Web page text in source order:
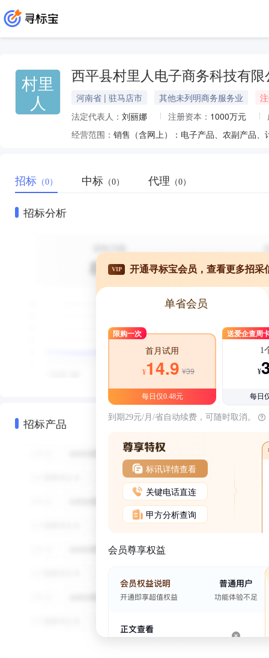
村里
人
西平县村里人电子商务科技有限
河南省 | 驻马店市 其他未列明商务服务业
法定代表人： 刘丽娜 注册资本： 1000万元
经营范围：
招标 （0） 中标 （0） 代理 （0）
招标分析
招标产品
VIP 开通寻标宝会员，查看更多招采
单省会员
限购一次
首月试用
¥14.9 ¥39
每日仅0.48元
送爱企查周
1
¥
每日
到期29元/月/省自动续费，可随时取消。
标讯详情查看
关键电话直连
甲方分析查询
会员尊享权益